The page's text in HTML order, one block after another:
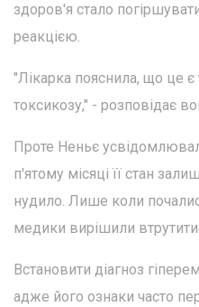
здоров'я стало
реакцією.
"Лікарка пояснила, що це
токсикозу," - розповідає
Проте Неньє
п'ятому місяці її стан
нудило. Лише коли
медики вирішили
Встановити діагноз
адже його ознаки часто